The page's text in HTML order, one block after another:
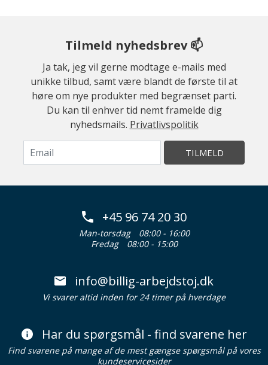
Tilmeld nyhedsbrev 📫
Ja tak, jeg vil gerne modtage e-mails med
unikke tilbud, samt være blandt de første til at
høre om nye produkter med begrænset parti.
Du kan til enhver tid nemt framelde dig
nyhedsmails. Privatlivspolitik
TILMELD
+45 96 74 20 30
Man-torsdag
08:00 - 16:00
Fredag
08:00 - 15:00
info@billig-arbejdstoj.dk
Vi svarer altid inden for 24 timer på hverdage
Har du spørgsmål - find svarene her
Find svarene på mange af de mest gængse spørgsmål på vores
kundeservicesider